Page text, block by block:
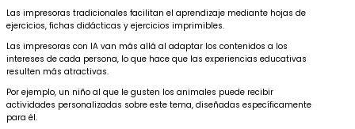
Las impresoras tradicionales facilitan el aprendizaje mediante hojas de
ejercicios, fichas didácticas y ejercicios imprimibles.
Las impresoras con IA van más allá al adaptar los contenidos a los
intereses de cada persona, lo que hace que las experiencias educativas
resulten más atractivas.
Por ejemplo, un niño al que le gusten los animales puede recibir
actividades personalizadas sobre este tema, diseñadas específicamente
para él.